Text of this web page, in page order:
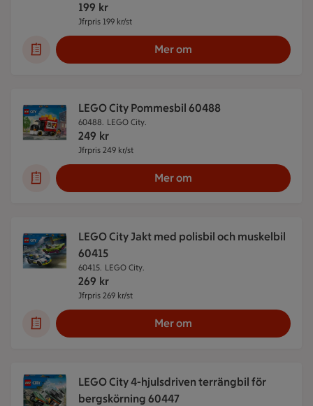
199 kr
Jfrpris 199 kr/st
Mer om
LEGO City Pommesbil 60488
60488. LEGO City.
249 kr
Jfrpris 249 kr/st
Mer om
LEGO City Jakt med polisbil och muskelbil
60415
60415. LEGO City.
269 kr
Jfrpris 269 kr/st
Mer om
LEGO City 4-hjulsdriven terrängbil för
bergskörning 60447